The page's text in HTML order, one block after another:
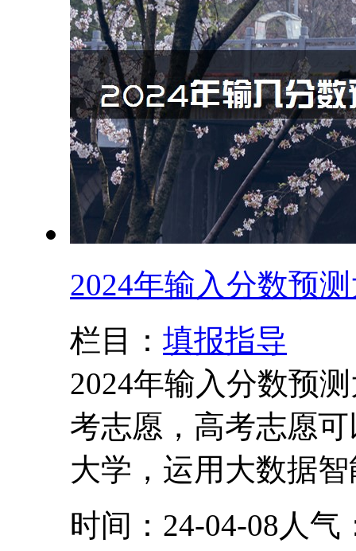
2024年输入分数预
栏目： 填报指导
2024年输入分数预
考志愿，高考志愿
大学，运用大数据
时间：24-04-08 人气